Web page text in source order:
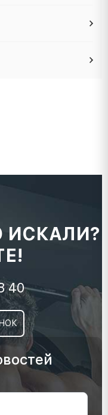
ИСКАЛИ?
40